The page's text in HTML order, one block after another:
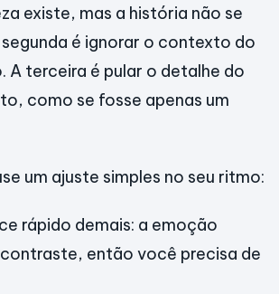
existe, mas a história não se
segunda é ignorar o contexto do
A terceira é pular o detalhe do
como se fosse apenas um
um ajuste simples no seu ritmo:
rápido demais: a emoção
então você precisa de